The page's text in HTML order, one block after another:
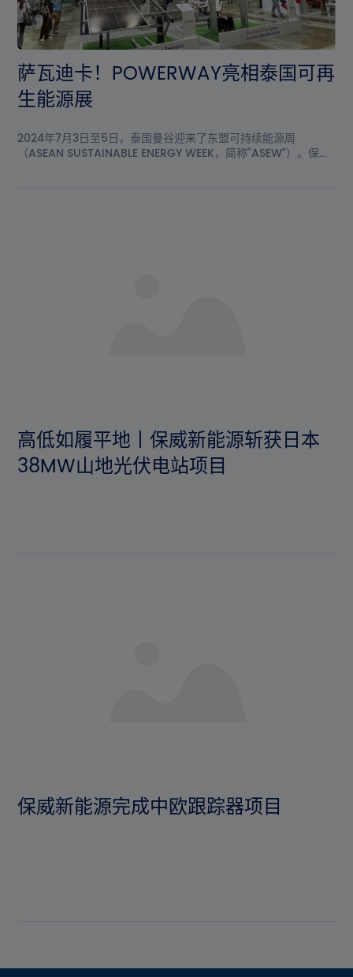
萨瓦迪卡！POWERWAY亮相泰国可再
生能源展
2024年7月3日至5日，泰国曼谷迎来了东盟可持续能源周
（ASEAN SUSTAINABLE ENERGY WEEK，简称“ASEW”）。保威
高低如履平地丨保威新能源斩获日本
38MW山地光伏电站项目
保威新能源完成中欧跟踪器项目